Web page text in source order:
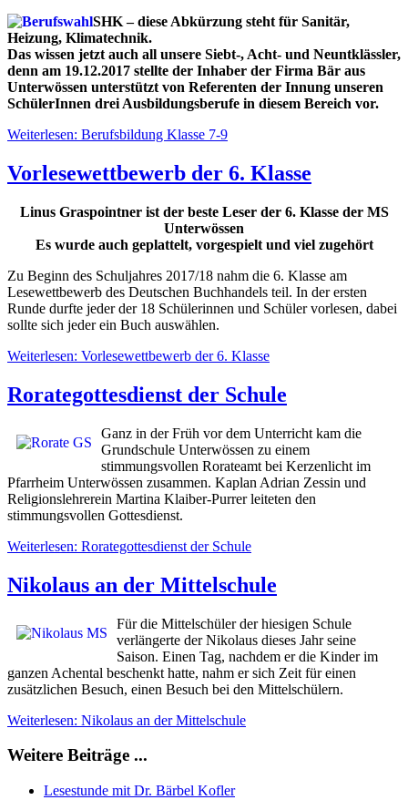
SHK – diese Abkürzung steht für Sanitär,
Heizung, Klimatechnik.
Das wissen jetzt auch all unsere Siebt-, Acht- und Neuntklässler,
denn am 19.12.2017 stellte der Inhaber der Firma Bär aus
Unterwössen unterstützt von Referenten der Innung unseren
SchülerInnen drei Ausbildungsberufe in diesem Bereich vor.
Weiterlesen: Berufsbildung Klasse 7-9
Vorlesewettbewerb der 6. Klasse
Linus Graspointner ist der beste Leser der 6. Klasse der MS
Unterwössen
Es wurde auch geplattelt, vorgespielt und viel zugehört
Zu Beginn des Schuljahres 2017/18 nahm die 6. Klasse am
Lesewettbewerb des Deutschen Buchhandels teil. In der ersten
Runde durfte jeder der 18 Schülerinnen und Schüler vorlesen, dabei
sollte sich jeder ein Buch auswählen.
Weiterlesen: Vorlesewettbewerb der 6. Klasse
Rorategottesdienst der Schule
Ganz in der Früh vor dem Unterricht kam die
Grundschule Unterwössen zu einem
stimmungsvollen Rorateamt bei Kerzenlicht im
Pfarrheim Unterwössen zusammen. Kaplan Adrian Zessin und
Religionslehrerein Martina Klaiber-Purrer leiteten den
stimmungsvollen Gottesdienst.
Weiterlesen: Rorategottesdienst der Schule
Nikolaus an der Mittelschule
Für die Mittelschüler der hiesigen Schule
verlängerte der Nikolaus dieses Jahr seine
Saison. Einen Tag, nachdem er die Kinder im
ganzen Achental beschenkt hatte, nahm er sich Zeit für einen
zusätzlichen Besuch, einen Besuch bei den Mittelschülern.
Weiterlesen: Nikolaus an der Mittelschule
Weitere Beiträge ...
Lesestunde mit Dr. Bärbel Kofler